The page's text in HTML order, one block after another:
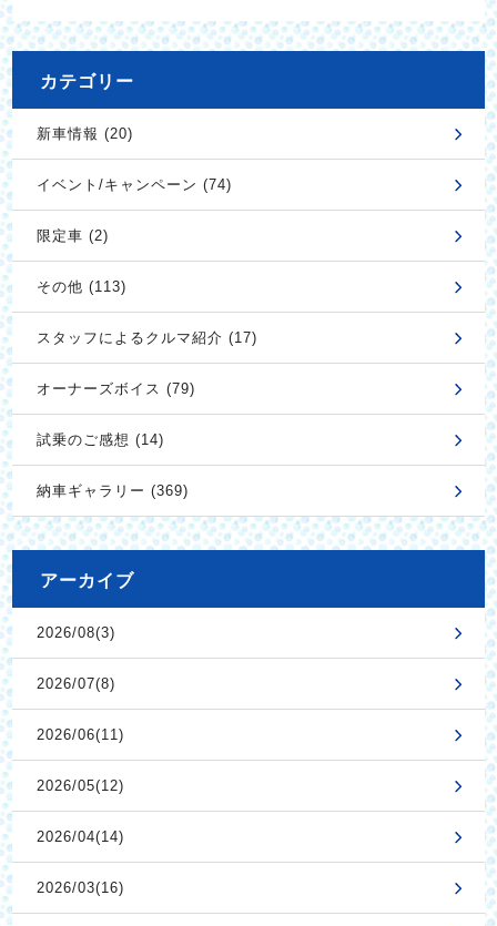
カテゴリー
新車情報 (20)
イベント/キャンペーン (74)
限定車 (2)
その他 (113)
スタッフによるクルマ紹介 (17)
オーナーズボイス (79)
試乗のご感想 (14)
納車ギャラリー (369)
アーカイブ
2026/08(3)
2026/07(8)
2026/06(11)
2026/05(12)
2026/04(14)
2026/03(16)